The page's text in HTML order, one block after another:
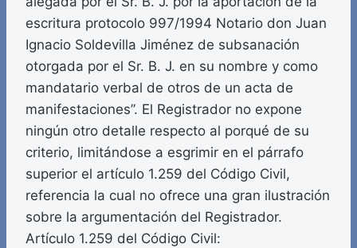
escritura protocolo 997/1994 Notario don Juan
Ignacio Soldevilla Jiménez de subsanación
otorgada por el Sr. B. J. en su nombre y como
mandatario verbal de otros de un acta de
manifestaciones”. El Registrador no expone
ningún otro detalle respecto al porqué de su
criterio, limitándose a esgrimir en el párrafo
superior el artículo 1.259 del Código Civil,
referencia la cual no ofrece una gran ilustración
sobre la argumentación del Registrador.
Artículo 1.259 del Código Civil: